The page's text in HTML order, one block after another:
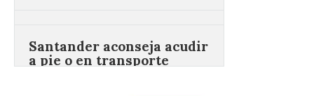
vehículo privado para el
eclipse